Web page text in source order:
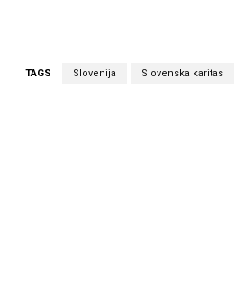
TAGS Slovenija Slovenska karitas